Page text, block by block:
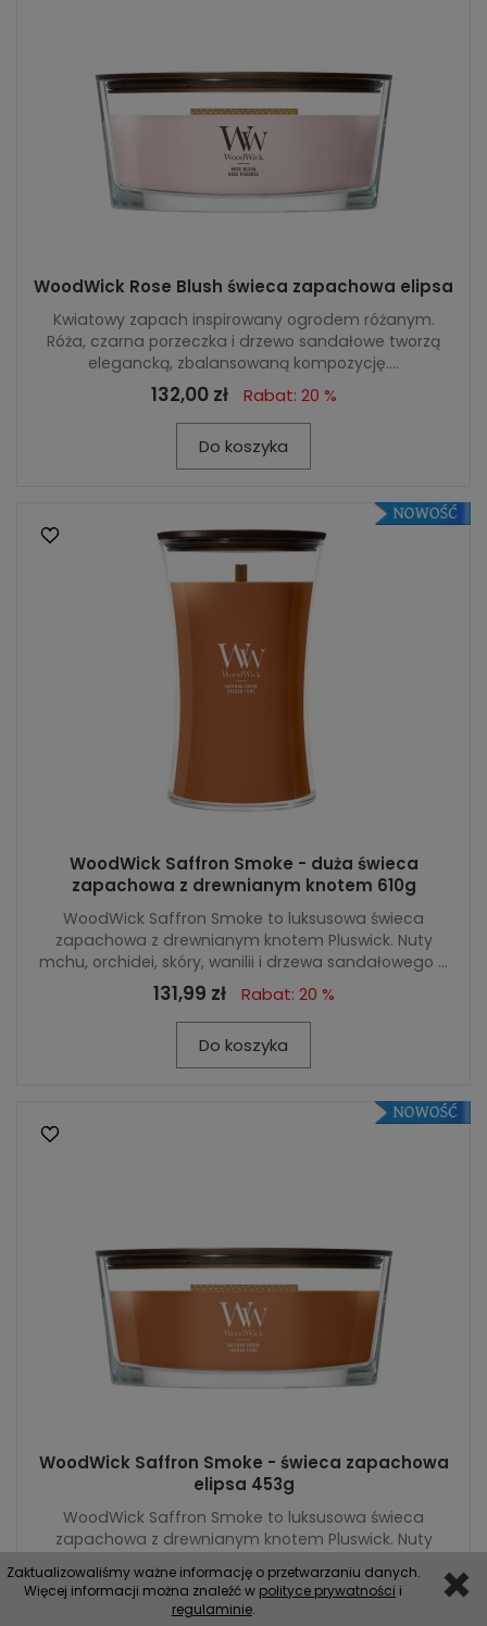
WoodWick Rose Blush świeca zapachowa elipsa
Kwiatowy zapach inspirowany ogrodem różanym.
Róża, czarna porzeczka i drzewo sandałowe tworzą
elegancką, zbalansowaną kompozycję....
132,00 zł Rabat: 20 %
Do koszyka
WoodWick Saffron Smoke - duża świeca
zapachowa z drewnianym knotem 610g
WoodWick Saffron Smoke to luksusowa świeca
zapachowa z drewnianym knotem Pluswick. Nuty
mchu, orchidei, skóry, wanilii i drzewa sandałowego ...
131,99 zł Rabat: 20 %
Do koszyka
WoodWick Saffron Smoke - świeca zapachowa
elipsa 453g
WoodWick Saffron Smoke to luksusowa świeca
zapachowa z drewnianym knotem Pluswick. Nuty
131,99 zł Rabat: 20 %
Zaktualizowaliśmy ważne informację o przetwarzaniu danych.
Więcej informacji można znaleźć w polityce prywatności i
regulaminie.